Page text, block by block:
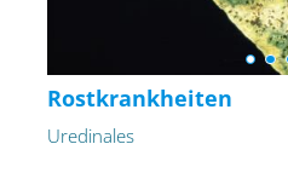
Rostkrankheiten
Uredinales